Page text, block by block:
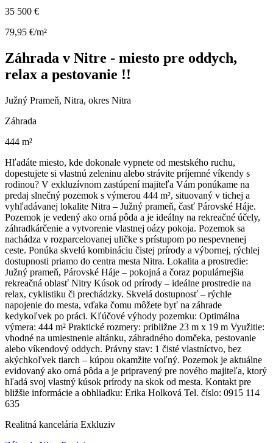
35 500 €
79,95 €/m²
Záhrada v Nitre - miesto pre oddych,
relax a pestovanie !!
Južný Prameň, Nitra, okres Nitra
Záhrada
444 m²
Hľadáte miesto, kde dokonale vypnete od mestského ruchu,
dopestujete si vlastnú zeleninu alebo strávite príjemné víkendy s
rodinou? V exkluzívnom zastúpení majiteľa Vám ponúkame na
predaj slnečný pozemok s výmerou 444 m², situovaný v tichej a
vyhľadávanej lokalite Nitra – Južný prameň, časť Párovské Háje.
Pozemok je vedený ako orná pôda a je ideálny na rekreačné účely,
záhradkárčenie a vytvorenie vlastnej oázy pokoja. Pozemok sa
nachádza v rozparcelovanej uličke s prístupom po nespevnenej
ceste. Ponúka skvelú kombináciu čistej prírody a výbornej, rýchlej
dostupnosti priamo do centra mesta Nitra. Lokalita a prostredie:
Južný prameň, Párovské Háje – pokojná a čoraz populárnejšia
rekreačná oblasť Nitry Kúsok od prírody – ideálne prostredie na
relax, cyklistiku či prechádzky. Skvelá dostupnosť – rýchle
napojenie do mesta, vďaka čomu môžete byť na záhrade
kedykoľvek po práci. Kľúčové výhody pozemku: Optimálna
výmera: 444 m² Praktické rozmery: približne 23 m x 19 m Využitie:
vhodné na umiestnenie altánku, záhradného domčeka, pestovanie
alebo víkendový oddych. Právny stav: 1 čisté vlastníctvo, bez
akýchkoľvek tiarch – kúpou okamžite voľný. Pozemok je aktuálne
evidovaný ako orná pôda a je pripravený pre nového majiteľa, ktorý
hľadá svoj vlastný kúsok prírody na skok od mesta. Kontakt pre
bližšie informácie a obhliadku: Erika Holková Tel. číslo: 0915 114
635
Realitná kancelária Exkluziv